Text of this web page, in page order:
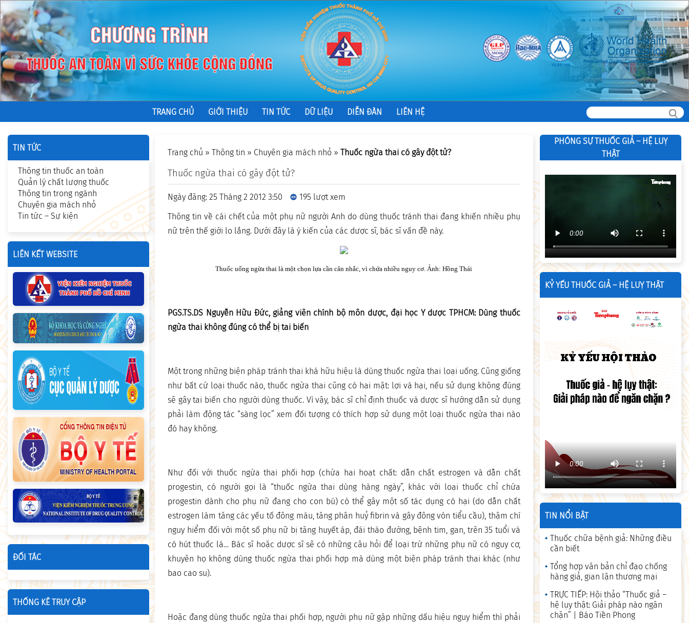
TRANG CHỦ GIỚI THIỆU TIN TỨC DỮ LIỆU DIỄN ĐÀN LIÊN HỆ
Trang chủ » Thông tin » Chuyên gia mách nhỏ » Thuốc ngừa thai có gây đột tử?
Thuốc ngừa thai có gây đột tử?
Ngày đăng: 25 Tháng 2 2012 3:50
195 lượt xem
Thông tin về cái chết của một phụ nữ người Anh do dùng thuốc tránh thai đang khiến nhiều phụ
nữ trên thế giới lo lắng. Dưới đây là ý kiến của các dược sĩ, bác sĩ vấn đề này.
Thuốc uống ngừa thai là một chọn lựa cần cân nhắc, vì chứa nhiều nguy cơ. Ảnh: Hồng Thái
PGS.TS.DS Nguyễn Hữu Đức, giảng viên chính bộ môn dược, đại học Y dược TPHCM: Dùng thuốc
ngừa thai không đúng có thể bị tai biến
Một trong những biện pháp tránh thai khá hữu hiệu là dùng thuốc ngừa thai loại uống. Cũng giống
như bất cứ loại thuốc nào, thuốc ngừa thai cũng có hai mặt: lợi và hại, nếu sử dụng không đúng
sẽ gây tai biến cho người dùng thuốc. Vì vậy, bác sĩ chỉ định thuốc và dược sĩ hướng dẫn sử dụng
phải làm động tác “sàng lọc” xem đối tượng có thích hợp sử dụng một loại thuốc ngừa thai nào
đó hay không.
Như đối với thuốc ngừa thai phối hợp (chứa hai hoạt chất: dẫn chất estrogen và dẫn chất
progestin, có người gọi là “thuốc ngừa thai dùng hàng ngày”, khác với loại thuốc chỉ chứa
progestin dành cho phụ nữ đang cho con bú) có thể gây một số tác dụng có hại (do dẫn chất
estrogen làm tăng các yếu tố đông máu, tăng phân huỷ fibrin và gây đông vón tiểu cầu), thậm chí
nguy hiểm đối với một số phụ nữ bị tăng huyết áp, đái tháo đường, bệnh tim, gan, trên 35 tuổi và
có hút thuốc lá… Bác sĩ hoặc dược sĩ sẽ có những câu hỏi để loại trừ những phụ nữ có nguy cơ,
khuyên họ không dùng thuốc ngừa thai phối hợp mà dùng một biện pháp tránh thai khác (như
bao cao su).
Hoặc đang dùng thuốc ngừa thai phối hợp, người phụ nữ gặp những dấu hiệu nguy hiểm thì phải
TIN TỨC
Thông tin thuốc an toàn
Quản lý chất lượng thuốc
Thông tin trong ngành
Chuyên gia mách nhỏ
Tin tức – Sự kiện
LIÊN KẾT WEBSITE
ĐỐI TÁC
THỐNG KÊ TRUY CẬP
PHÓNG SỰ THUỐC GIẢ – HỆ LUỴ
THẬT
KỶ YẾU THUỐC GIẢ – HỆ LUỴ THẬT
TIN NỔI BẬT
Thuốc chữa bệnh giả: Những điều
cần biết
Tổng hợp văn bản chỉ đạo chống
hàng giả, gian lận thương mại
TRỰC TIẾP: Hội thảo “Thuốc giả –
hệ lụy thật: Giải pháp nào ngăn
chặn” | Báo Tiền Phong